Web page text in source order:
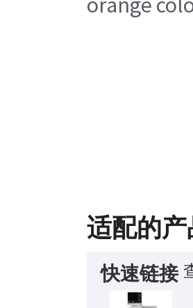
适配的产
快速链接